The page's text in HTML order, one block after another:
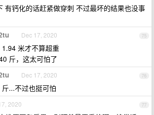
有钙化的话赶紧做穿刺 不过最坏的结果也没事
75
Dec 17, 2020
米才不算超重
斤，这太可怕了
76
Dec 17, 2020
...不过也挺可怕
77
2020